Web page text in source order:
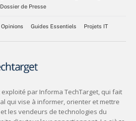
Dossier de Presse
Opinions Guides Essentiels Projets IT